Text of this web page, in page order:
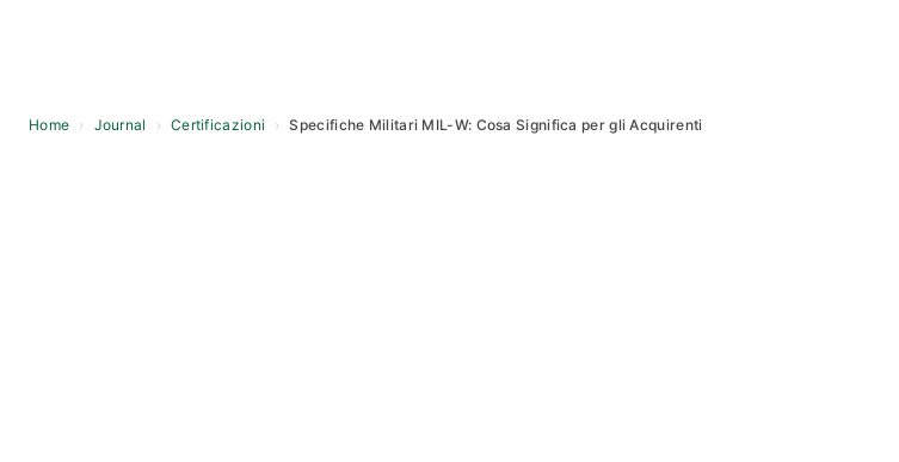
Home › Journal › Certificazioni › Specifiche Militari MIL-W: Cosa Significa per gli Acquirenti